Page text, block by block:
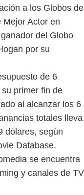
a los Globos de
Actor en
del Globo
por su
de 6
primer fin de
al alcanzar los 6
totales lleva
dólares, según
Database.
se encuentra
y canales de TV